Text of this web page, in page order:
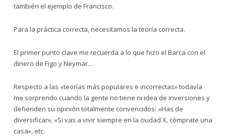
también el ejemplo de Francisco.
Para la práctica correcta, necesitamos la teoría correcta.
El primer punto clave me recuerda a lo que hizo el Barca con el
dinero de Figo y Neymar…
Respecto a las «teorías más populares e incorrectas» todavía
me sorprendo cuando la gente no tiene ni idea de inversiones y
defienden su opinión totalmente convencidos: «Has de
diversificar»; «Si vas a vivir siempre en la ciudad X, cómprate una
casa», etc.